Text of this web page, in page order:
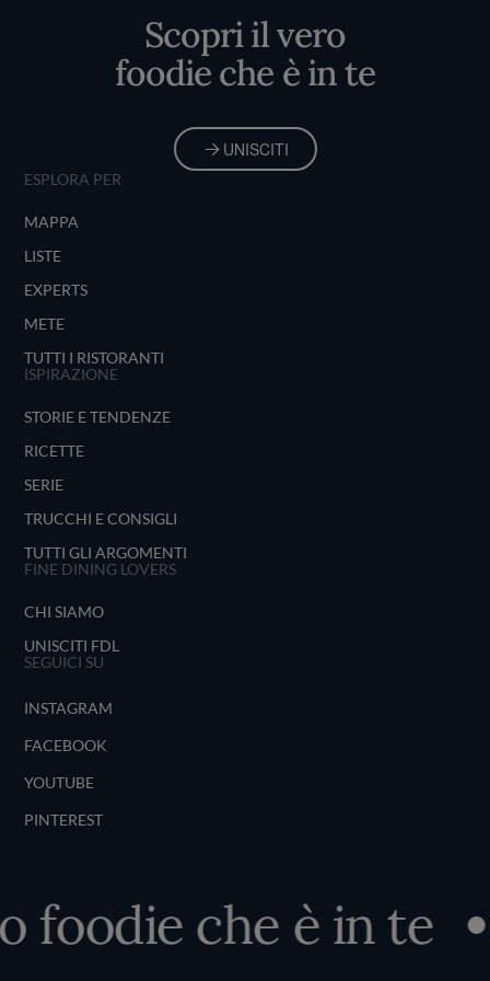
Scopri il vero
foodie che è in te
UNISCITI
ESPLORA PER
MAPPA
LISTE
EXPERTS
METE
TUTTI I RISTORANTI
ISPIRAZIONE
STORIE E TENDENZE
RICETTE
SERIE
TRUCCHI E CONSIGLI
TUTTI GLI ARGOMENTI
FINE DINING LOVERS
CHI SIAMO
UNISCITI FDL
SEGUICI SU
INSTAGRAM
FACEBOOK
YOUTUBE
PINTEREST
foodie che è in te